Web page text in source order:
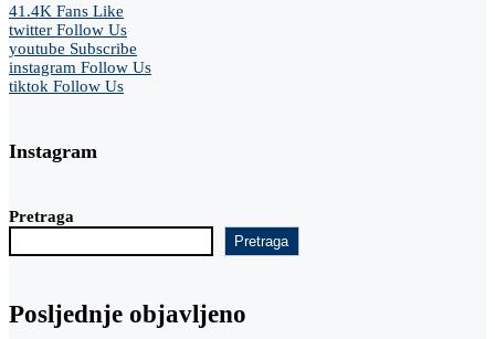
41.4K Fans Like
twitter Follow Us
youtube Subscribe
instagram Follow Us
tiktok Follow Us
Instagram
Pretraga
Pretraga
Posljednje objavljeno